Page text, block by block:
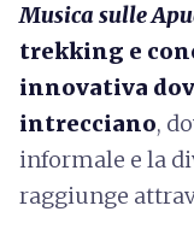
Musica sulle
trekking e
innovativa
intrecciano,
informale e la
raggiunge